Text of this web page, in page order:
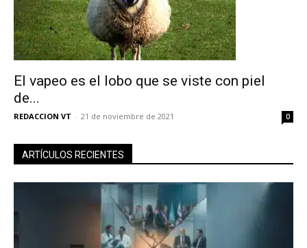
El vapeo es el lobo que se viste con piel
de...
REDACCION VT - 21 de noviembre de 2021 0
ARTÍCULOS RECIENTES